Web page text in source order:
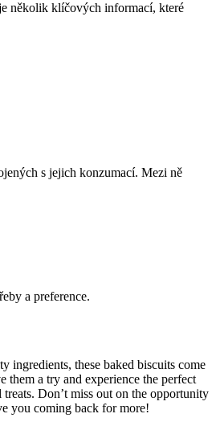
několik klíčových informací, které
s jejich konzumací. Mezi ně
a preference.
ingredients, these baked biscuits come
them a try and experience the perfect
Don’t miss out on the opportunity
you coming back for more!